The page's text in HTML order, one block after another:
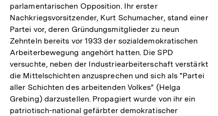
parlamentarischen Opposition. Ihr erster
Nachkriegsvorsitzender, Kurt Schumacher, stand einer
Partei vor, deren Gründungsmitglieder zu neun
Zehnteln bereits vor 1933 der sozialdemokratischen
Arbeiterbewegung angehört hatten. Die SPD
versuchte, neben der Industriearbeiterschaft verstärkt
die Mittelschichten anzusprechen und sich als "Partei
aller Schichten des arbeitenden Volkes" (Helga
Grebing) darzustellen. Propagiert wurde von ihr ein
patriotisch-national gefärbter demokratischer